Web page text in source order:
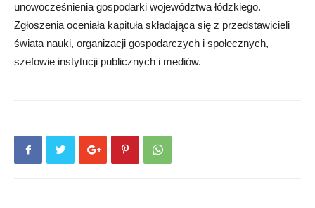
unowocześnienia gospodarki województwa łódzkiego.
Zgłoszenia oceniała kapituła składająca się z przedstawicieli
świata nauki, organizacji gospodarczych i społecznych,
szefowie instytucji publicznych i mediów.